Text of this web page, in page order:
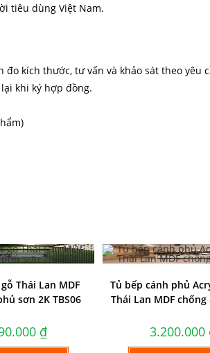
tiêu dùng Việt Nam.
kích thước, tư vấn và khảo sát theo yêu
khi ký hợp đồng.
Thái Lan MDF
sơn 2K TBS06
₫
Tủ bếp cánh phủ
Thái Lan MDF chống
3.200.000